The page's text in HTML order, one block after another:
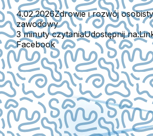
4.02.2026Zdrowie i rozwój osobisty
zawodowy
3 minuty czytaniaUdostępnij na:
Facebook